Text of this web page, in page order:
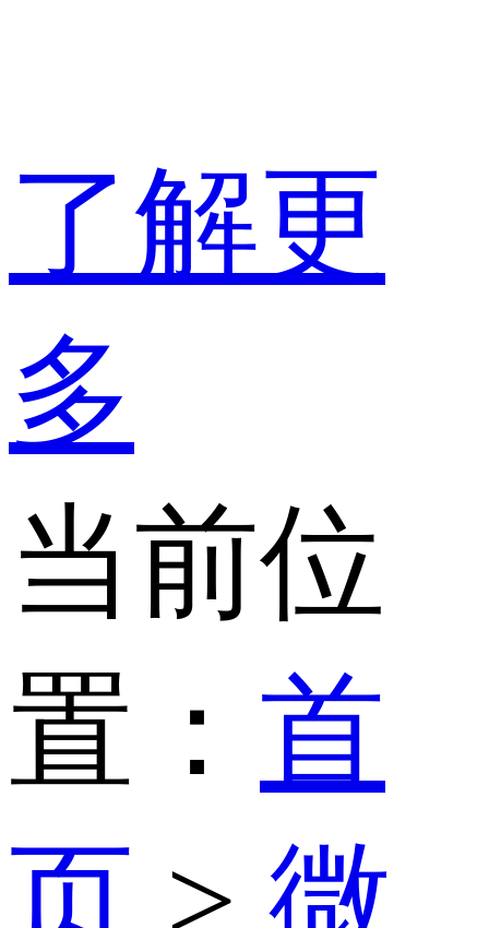
了解更
多
当前位
置： 首